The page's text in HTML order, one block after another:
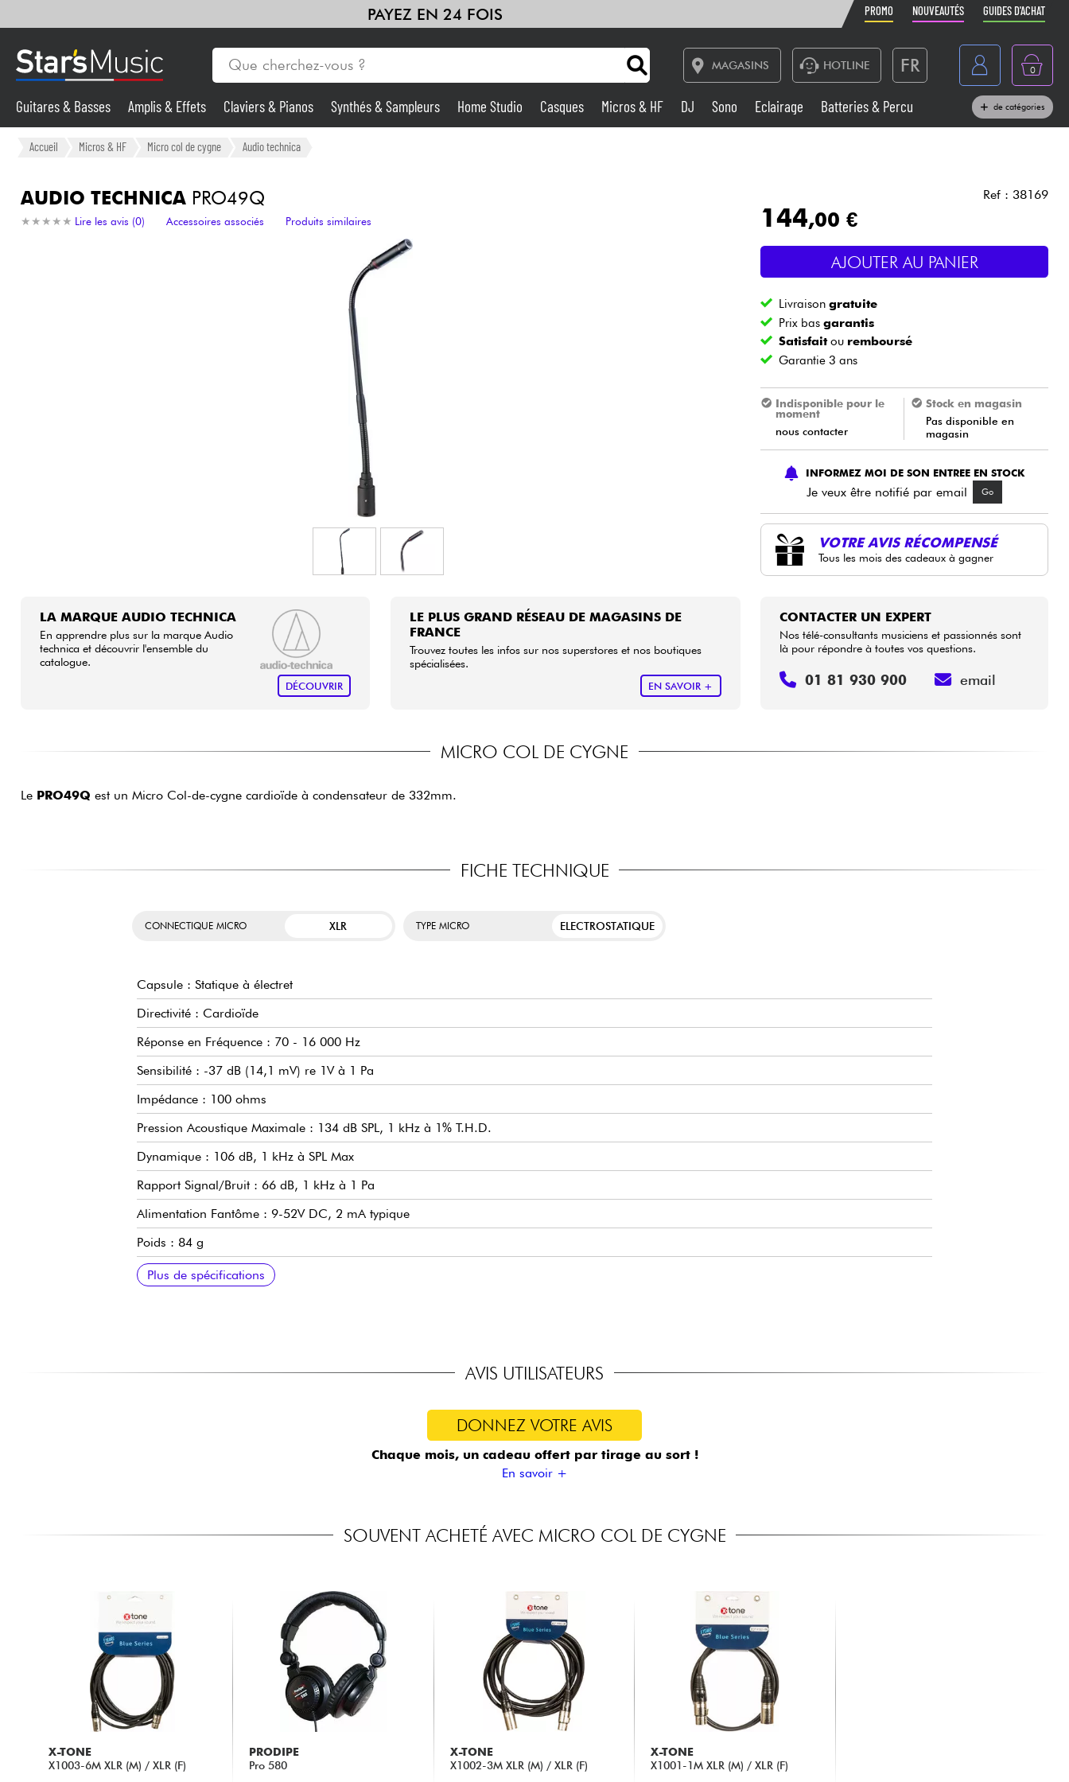
PAYEZ EN 24 FOIS PROMO NOUVEAUTÉS GUIDES D'ACHAT
MAGASINS HOTLINE FR
Belgique
België
Nederland
0
Guitares & Basses
Synthés & Sampleurs
Micros & HF Sono
Vents
Câbles & Access.
Guitares & Basses Amplis & Effets Claviers & Pianos Synthés & Sampleurs Home Studio Casques Micros & HF DJ Sono Eclairage
Batteries & Percu
de catégories
Accueil Micros & HF Micro col de cygne Audio technica
AUDIO TECHNICAPRO49Q
★ ★ ★ ★ ★
★ ★ ★ ★ ★ Lire les avis (0) Accessoires associés Produits similaires
Ref : 38169
144,00 €
AJOUTER AU PANIER
Livraisongratuite
Prix basgarantis
Satisfaitou remboursé
Garantie 3 ans
Indisponible pour le
moment
nous contacter
Stock en magasin
Pas disponible en
magasin
INFORMEZ MOI DE SON ENTREE EN STOCK
Je veux être notifié par email Go
VOTRE AVIS RÉCOMPENSÉ
Tous les mois des cadeaux à gagner
LA MARQUE AUDIO TECHNICA
En apprendre plus sur la marque Audio
technica et découvrir l'ensemble du
catalogue.
DÉCOUVRIR
LE PLUS GRAND RÉSEAU DE MAGASINS DE
FRANCE
Trouvez toutes les infos sur nos superstores et nos boutiques
spécialisées.
EN SAVOIR +
CONTACTER UN EXPERT
Nos télé-consultants musiciens et passionnés sont
là pour répondre à toutes vos questions.
01 81 930 900 email
MICRO COL DE CYGNE
Le PRO49Q est un Micro Col-de-cygne cardioïde à condensateur de 332mm.
FICHE TECHNIQUE
CONNECTIQUE MICRO XLR TYPE MICRO ELECTROSTATIQUE
Capsule : Statique à électret
Directivité : Cardioïde
Réponse en Fréquence : 70 - 16 000 Hz
Sensibilité : -37 dB (14,1 mV) re 1V à 1 Pa
Impédance : 100 ohms
Pression Acoustique Maximale : 134 dB SPL, 1 kHz à 1% T.H.D.
Dynamique : 106 dB, 1 kHz à SPL Max
Rapport Signal/Bruit : 66 dB, 1 kHz à 1 Pa
Alimentation Fantôme : 9-52V DC, 2 mA typique
Poids : 84 g
Dimensions : 418 mm de long, Ø de la tête 12 mm, Ø de la base 18,9 mm
Connecteur de Sortie : Type XLRM 3 broches intégré
Accessoires Fournis : Bonnette anti-vent AT8146
Plus de spécifications
AVIS UTILISATEURS
DONNEZ VOTRE AVIS
Chaque mois, un cadeau offert par tirage au sort !
En savoir +
SOUVENT ACHETÉ AVEC MICRO COL DE CYGNE
X-TONE
X1003-6M XLR (M) / XLR (F)
PRODIPE
Pro 580
X-TONE
X1002-3M XLR (M) / XLR (F)
X-TONE
X1001-1M XLR (M) / XLR (F)